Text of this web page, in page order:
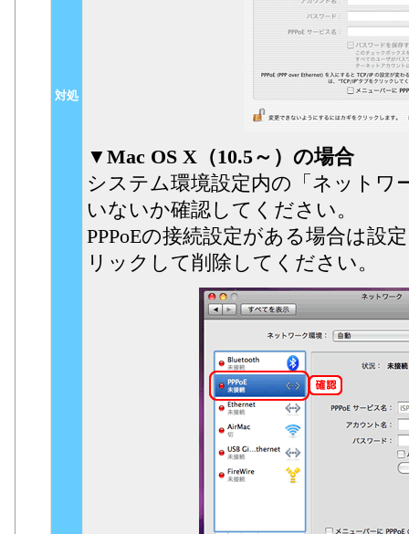
対処
▼Mac OS X（10.5～）の場合
システム環境設定内の「ネットワ
いないか確認してください。
PPPoEの接続設定がある場合は設
リックして削除してください。